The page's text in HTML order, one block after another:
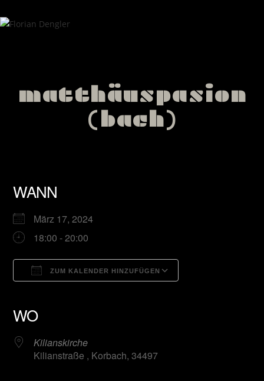
matthäuspasion
(bach)
WANN
März 17, 2024
18:00 - 20:00
ZUM KALENDER HINZUFÜGEN
WO
Kilianskirche
Kilianstraße , Korbach, 34497